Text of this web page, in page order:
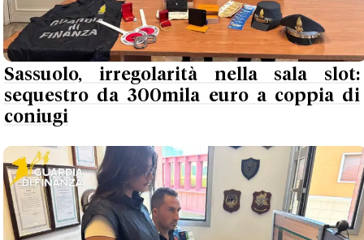
Sassuolo, irregolarità nella sala slot:
sequestro da 300mila euro a coppia di
coniugi